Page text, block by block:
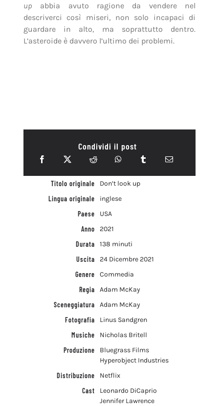
up abbia avuto ragione da vendere nel
descriverci così miseri, non solo incapaci di
guardare in alto, ma soprattutto dentro.
L’asteroide è davvero l’ultimo dei problemi.
Condividi il post
Titolo originale
Don’t look up
Lingua originale
inglese
Paese
USA
Anno
2021
Durata
138 minuti
Uscita
24 Dicembre 2021
Genere
Commedia
Regia
Adam McKay
Sceneggiatura
Adam McKay
Fotografia
Linus Sandgren
Musiche
Nicholas Britell
Produzione
Bluegrass Films
Hyperobject Industries
Distribuzione
Netflix
Cast
Leonardo DiCaprio
Jennifer Lawrence